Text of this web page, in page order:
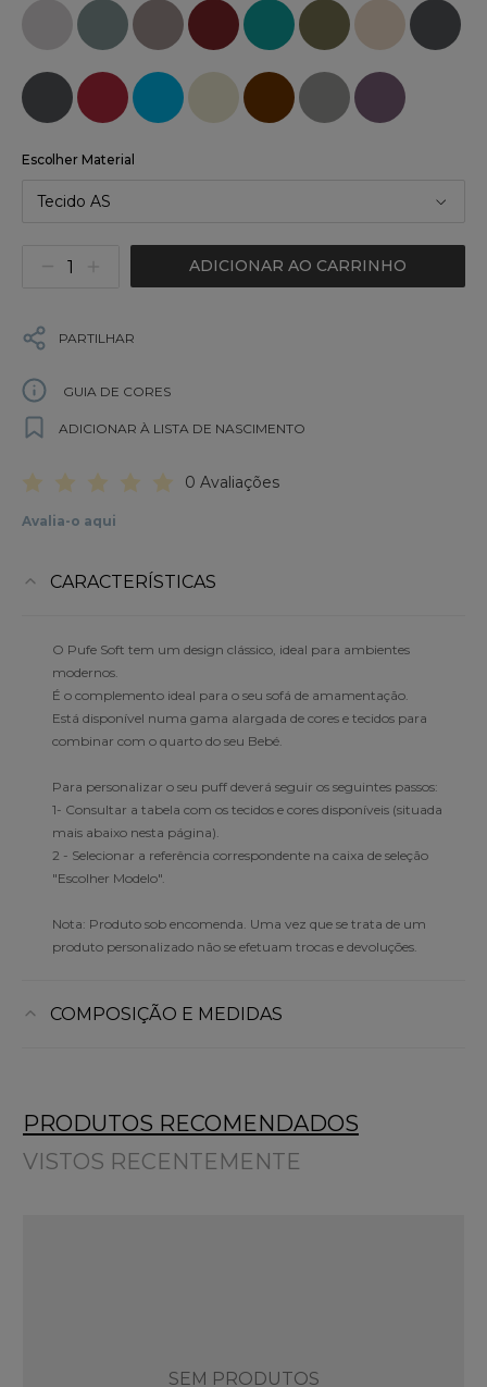
Escolher Material
Tecido AS
ADICIONAR AO CARRINHO
PARTILHAR
GUIA DE CORES
ADICIONAR À LISTA DE NASCIMENTO
0 Avaliações
Avalia-o aqui
CARACTERÍSTICAS
O Pufe Soft tem um design clássico, ideal para ambientes
modernos.
É o complemento ideal para o seu sofá de amamentação.
Está disponível numa gama alargada de cores e tecidos para
combinar com o quarto do seu Bebé.
Para personalizar o seu puff deverá seguir os seguintes passos:
1- Consultar a tabela com os tecidos e cores disponíveis (situada
mais abaixo nesta página).
2 - Selecionar a referência correspondente na caixa de seleção
"Escolher Modelo".
Nota: Produto sob encomenda. Uma vez que se trata de um
produto personalizado não se efetuam trocas e devoluções.
COMPOSIÇÃO E MEDIDAS
PRODUTOS RECOMENDADOS
VISTOS RECENTEMENTE
SEM PRODUTOS